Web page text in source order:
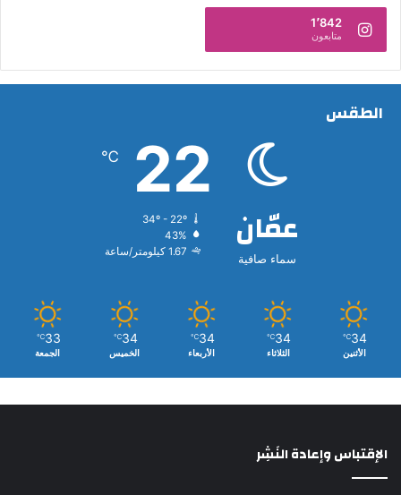
1٬842
متابعون
الطقس
عمّان
سماء صافية
22
℃
34º - 22º
43%
1.67 كيلومتر/ساعة
34
℃
الأثنين
34
℃
الثلاثاء
34
℃
الأربعاء
34
℃
الخميس
33
℃
الجمعة
الإقتباس وإعادة النَشِر